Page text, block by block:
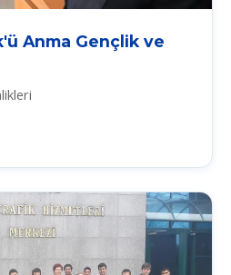
Anma Gençlik ve